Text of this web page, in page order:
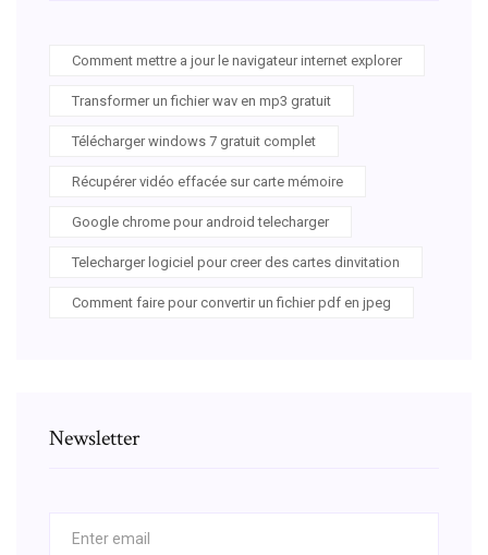
Comment mettre a jour le navigateur internet explorer
Transformer un fichier wav en mp3 gratuit
Télécharger windows 7 gratuit complet
Récupérer vidéo effacée sur carte mémoire
Google chrome pour android telecharger
Telecharger logiciel pour creer des cartes dinvitation
Comment faire pour convertir un fichier pdf en jpeg
Newsletter